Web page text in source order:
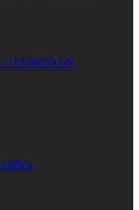
TANKPADY
vidlicu